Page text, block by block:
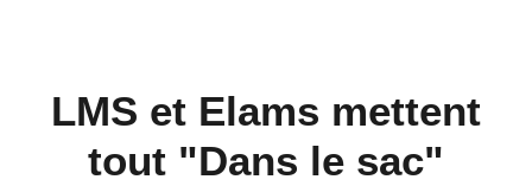
LMS et Elams mettent
tout "Dans le sac"